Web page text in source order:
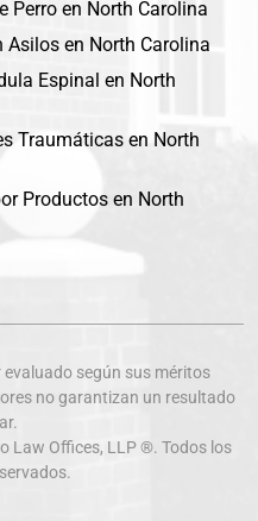
Perro en North Carolina
en North Carolina
Espinal en North
Traumáticas en North
Productos en North
evaluado según sus méritos
no garantizan un resultado
Law Offices, LLP ®. Todos los